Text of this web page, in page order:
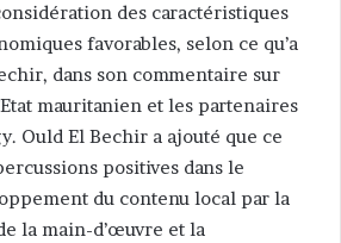
des caractéristiques
favorables, selon ce qu’a
dans son commentaire sur
mauritanien et les partenaires
Ould El Bechir a ajouté que ce
positives dans le
du contenu local par la
la main-d’œuvre et la